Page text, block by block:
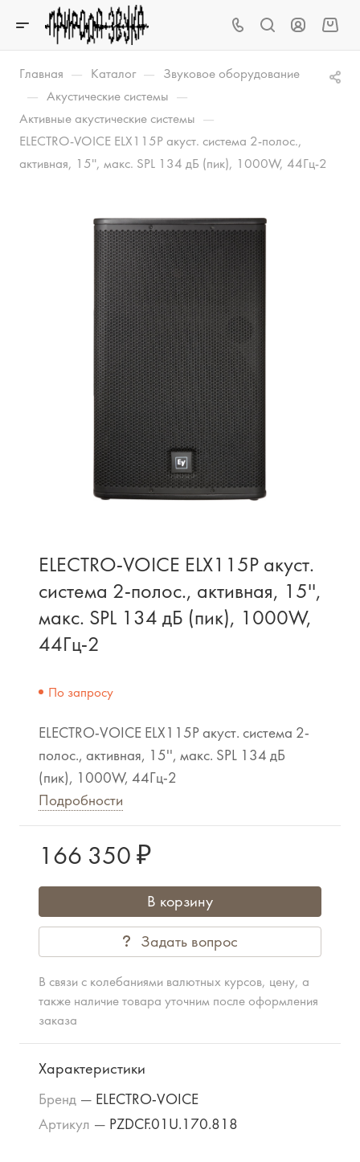
Главная — Каталог — Звуковое оборудование
— Акустические системы —
Активные акустические системы —
ELECTRO-VOICE ELX115P акуст. система 2-полос.,
активная, 15'', макс. SPL 134 дБ (пик), 1000W, 44Гц-2
ELECTRO-VOICE ELX115P акуст.
система 2-полос., активная, 15'',
макс. SPL 134 дБ (пик), 1000W,
44Гц-2
По запросу
ELECTRO-VOICE ELX115P акуст. система 2-
полос., активная, 15'', макс. SPL 134 дБ
(пик), 1000W, 44Гц-2
Подробности
166 350 ₽
В корзину
Задать вопрос
В связи с колебаниями валютных курсов, цену, а
также наличие товара уточним после оформления
заказа
Характеристики
Бренд — ELECTRO-VOICE
Артикул — PZDCF.01U.170.818